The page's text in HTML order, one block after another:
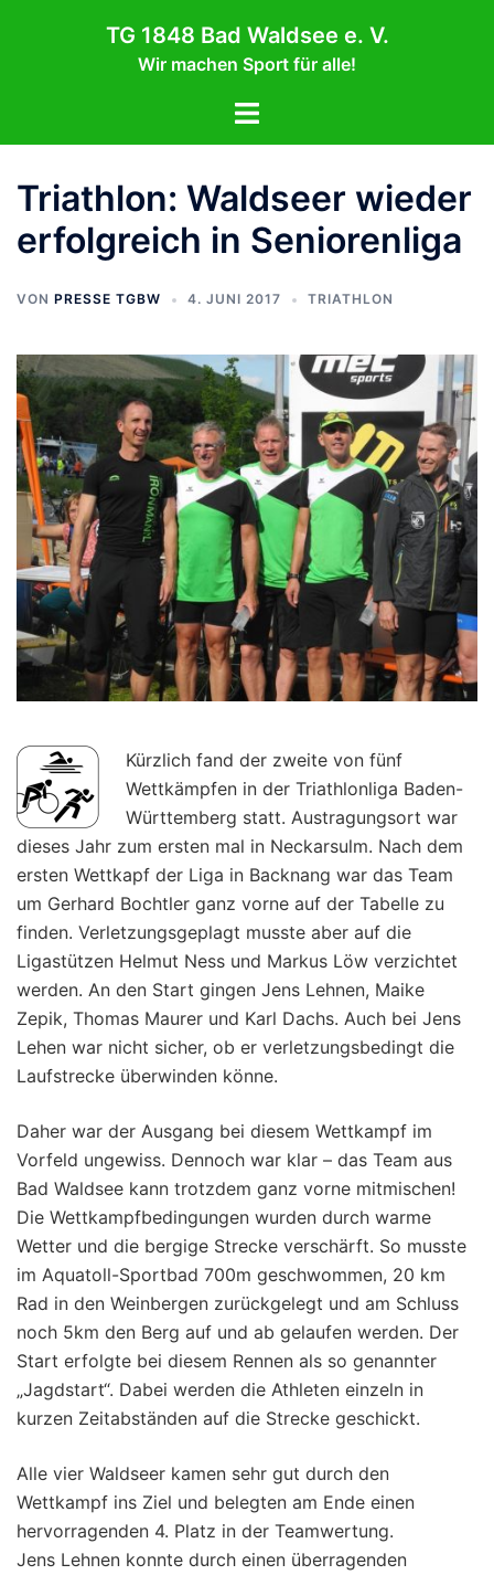
TG 1848 Bad Waldsee e. V.
Wir machen Sport für alle!
Menü
Triathlon: Waldseer wieder
erfolgreich in Seniorenliga
VON PRESSE TGBW 4. JUNI 2017 TRIATHLON
Kürzlich fand der zweite von fünf
Wettkämpfen in der Triathlonliga Baden-
Württemberg statt. Austragungsort war
dieses Jahr zum ersten mal in Neckarsulm. Nach dem
ersten Wettkapf der Liga in Backnang war das Team
um Gerhard Bochtler ganz vorne auf der Tabelle zu
finden. Verletzungsgeplagt musste aber auf die
Ligastützen Helmut Ness und Markus Löw verzichtet
werden. An den Start gingen Jens Lehnen, Maike
Zepik, Thomas Maurer und Karl Dachs. Auch bei Jens
Lehen war nicht sicher, ob er verletzungsbedingt die
Laufstrecke überwinden könne.
Daher war der Ausgang bei diesem Wettkampf im
Vorfeld ungewiss. Dennoch war klar – das Team aus
Bad Waldsee kann trotzdem ganz vorne mitmischen!
Die Wettkampfbedingungen wurden durch warme
Wetter und die bergige Strecke verschärft. So musste
im Aquatoll-Sportbad 700m geschwommen, 20 km
Rad in den Weinbergen zurückgelegt und am Schluss
noch 5km den Berg auf und ab gelaufen werden. Der
Start erfolgte bei diesem Rennen als so genannter
„Jagdstart“. Dabei werden die Athleten einzeln in
kurzen Zeitabständen auf die Strecke geschickt.
Alle vier Waldseer kamen sehr gut durch den
Wettkampf ins Ziel und belegten am Ende einen
hervorragenden 4. Platz in der Teamwertung.
Jens Lehnen konnte durch einen überragenden